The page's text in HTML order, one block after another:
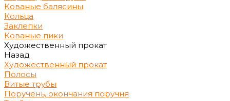
Кованые балясины
Кольца
Заклепки
Кованые пики
Художественный прокат
Назад
Художественный прокат
Полосы
Витые трубы
Поручень, окончания поручня